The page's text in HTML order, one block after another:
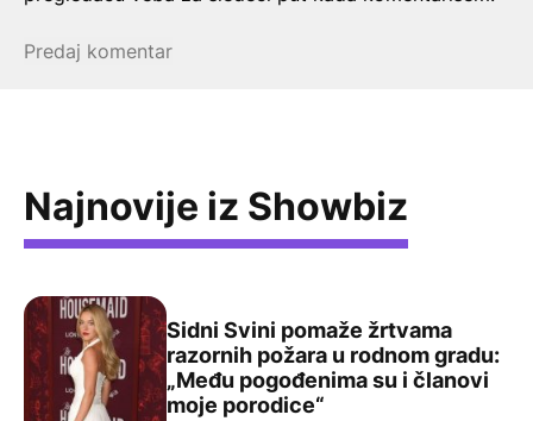
Najnovije iz Showbiz
Sidni Svini pomaže žrtvama razornih požara u rodnom
Sidni Svini pomaže žrtvama
razornih požara u rodnom gradu:
„Među pogođenima su i članovi
moje porodice“